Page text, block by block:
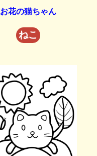
お花の猫ちゃん
ねこ